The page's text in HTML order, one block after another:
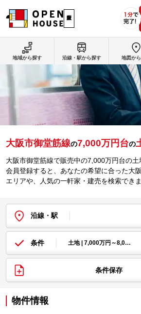
大阪市御堂筋線の7,000万円台の
大阪市御堂筋線で販売中の7,000万円台の土
会員登録すると、あなたの希望に合った大
エリアや、人気の一軒家・建売を検索できま
沿線・駅
条件 土地 | 7,000万円～8,0…
条件保存
物件情報
地域から探す 沿線・駅から探す 地図か